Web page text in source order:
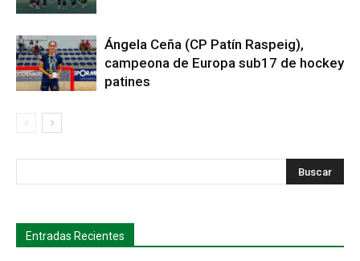
Ángela Ceña (CP Patín Raspeig),
campeona de Europa sub17 de hockey
patines
Entradas Recientes